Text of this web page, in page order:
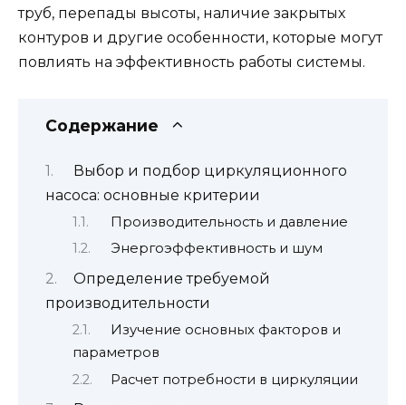
труб, перепады высоты, наличие закрытых
контуров и другие особенности, которые могут
повлиять на эффективность работы системы.
Содержание
Выбор и подбор циркуляционного
насоса: основные критерии
Производительность и давление
Энергоэффективность и шум
Определение требуемой
производительности
Изучение основных факторов и
параметров
Расчет потребности в циркуляции